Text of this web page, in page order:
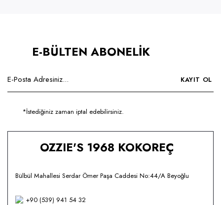
E-BÜLTEN ABONELİK
KAYIT OL
*İstediğiniz zaman iptal edebilirsiniz.
OZZIE'S 1968 KOKOREÇ
Bülbül Mahallesi Serdar Ömer Paşa Caddesi No:44/A Beyoğlu
+90 (539) 941 54 32